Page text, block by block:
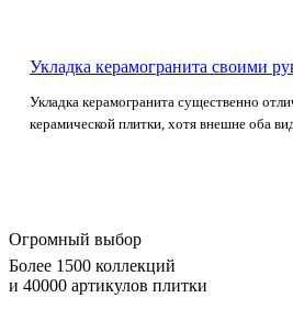
Укладка керамогранита своими
Укладка керамогранита существенно
керамической плитки, хотя внешне оба
Огромный выбор
Более 1500 коллекций
и 40000 артикулов плитки